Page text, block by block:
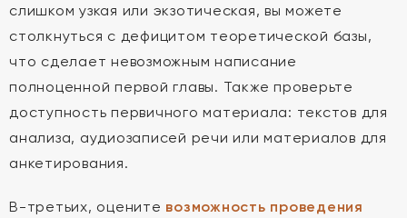
слишком узкая или экзотическая, вы можете
столкнуться с дефицитом теоретической базы,
что сделает невозможным написание
полноценной первой главы. Также проверьте
доступность первичного материала: текстов для
анализа, аудиозаписей речи или материалов для
анкетирования.
В-третьих, оцените возможность проведения